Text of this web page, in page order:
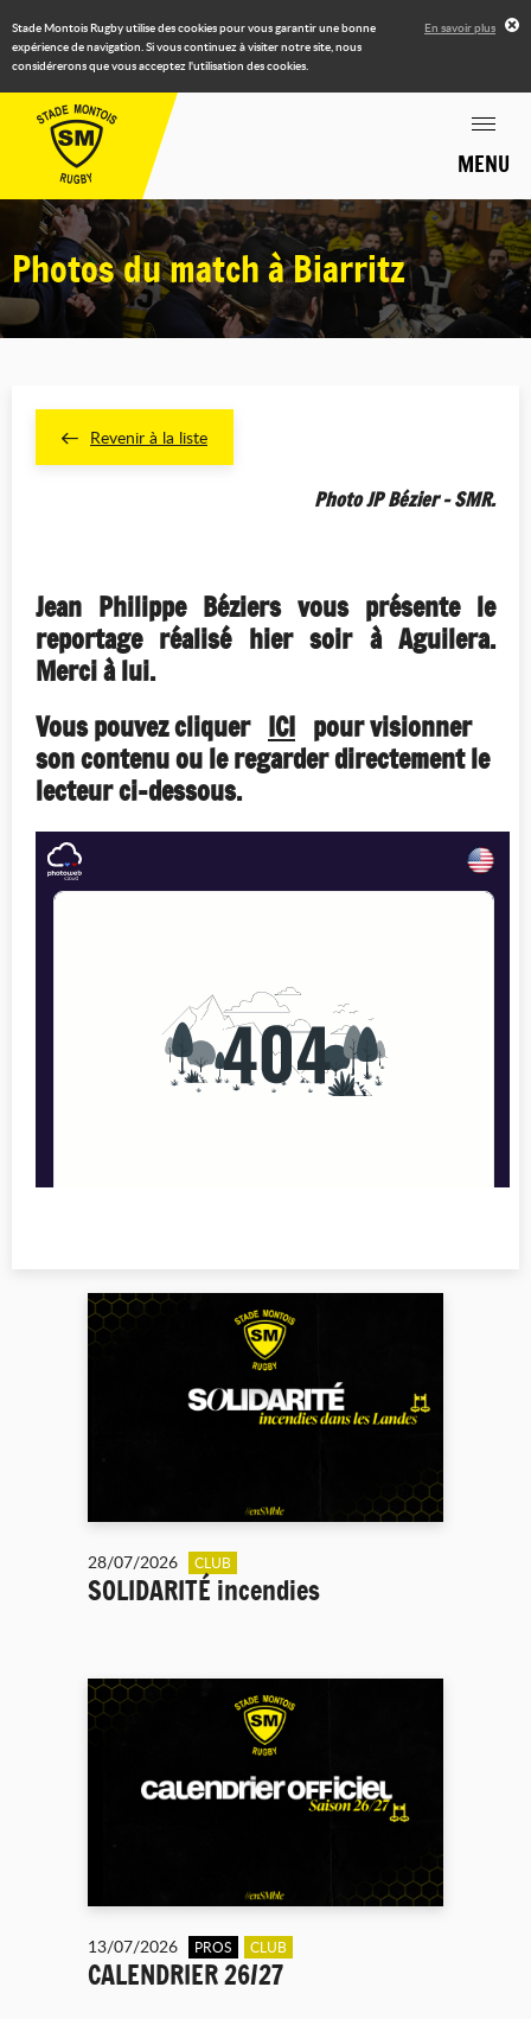
Stade Montois Rugby utilise des cookies pour vous garantir une bonne
expérience de navigation. Si vous continuez à visiter notre site, nous
considérerons que vous acceptez l'utilisation des cookies.
En savoir plus
MENU
Photos du match à Biarritz
Revenir à la liste
Photo JP Bézier - SMR.
Jean Philippe Béziers vous présente le
reportage réalisé hier soir à Aguilera.
Merci à lui.
Vous pouvez cliquer ICI pour visionner
son contenu ou le regarder directement le
lecteur ci-dessous.
28/07/2026 CLUB
SOLIDARITÉ incendies
13/07/2026 PROS CLUB
CALENDRIER 26/27